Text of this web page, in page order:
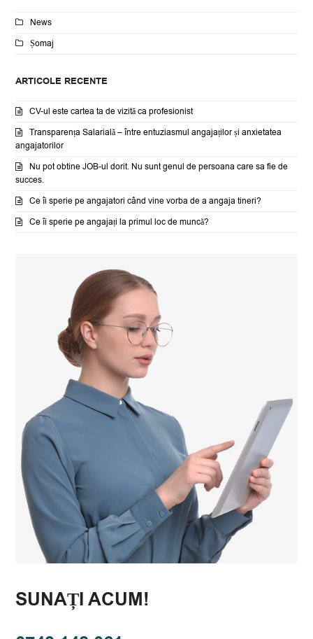
News
Șomaj
ARTICOLE RECENTE
CV-ul este cartea ta de vizită ca profesionist
Transparența Salarială – între entuziasmul angajaților și anxietatea
angajatorilor
Nu pot obtine JOB-ul dorit. Nu sunt genul de persoana care sa fie de
succes.
Ce îi sperie pe angajatori când vine vorba de a angaja tineri?
Ce îi sperie pe angajați la primul loc de muncă?
SUNAȚI ACUM!